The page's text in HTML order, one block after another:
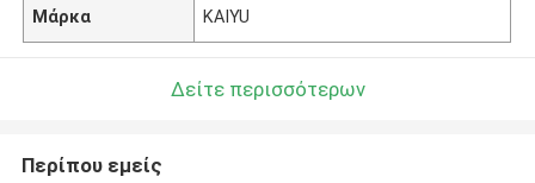
Μάρκα KAIYU
Δείτε περισσότερων
Περίπου εμείς